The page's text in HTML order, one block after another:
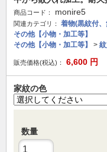
商品コード： monire5
関連カテゴリ： 着物(黒紋付
その他【小物・加工等】
その他【小物・加工等】
>
販売価格(税込)： 6,600 円
家紋の色
数量